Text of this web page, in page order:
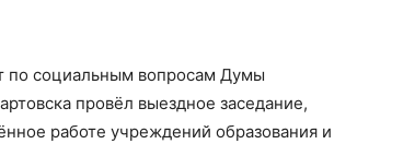
по социальным вопросам Думы
провёл выездное заседание,
работе учреждений образования и